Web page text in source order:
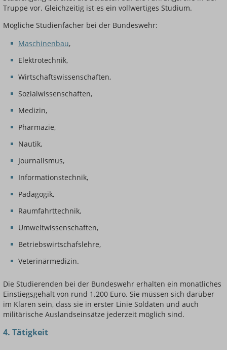
Truppe vor. Gleichzeitig ist es ein vollwertiges Studium.
Mögliche Studienfächer bei der Bundeswehr:
Maschinenbau,
Elektrotechnik,
Wirtschaftswissenschaften,
Sozialwissenschaften,
Medizin,
Pharmazie,
Nautik,
Journalismus,
Informationstechnik,
Pädagogik,
Raumfahrttechnik,
Umweltwissenschaften,
Betriebswirtschafslehre,
Veterinärmedizin.
Die Studierenden bei der Bundeswehr erhalten ein monatliches
Einstiegsgehalt von rund 1.200 Euro. Sie müssen sich darüber
im Klaren sein, dass sie in erster Linie Soldaten und auch
militärische Auslandseinsätze jederzeit möglich sind.
4. Tätigkeit